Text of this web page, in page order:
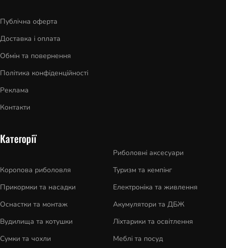
Публічна оферта
Доставка і оплата
Обмін та повернення
Політика конфіденційності
Реклама
Контакти
Категорії
Коропова риболовля
Прикормки та насадки
Оснастки та монтаж
Вудилища та котушки
Сумки та чохли
Риболовні аксесуари
Туризм та кемпінг
Електроніка та живлення
Акумулятори та ДБЖ
Ліхтарики та освітлення
Меблі та посуд